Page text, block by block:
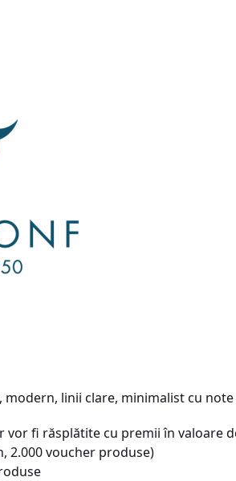
linii clare, minimalist cu
fi răsplătite cu premii în valoare
2.000 voucher produse)